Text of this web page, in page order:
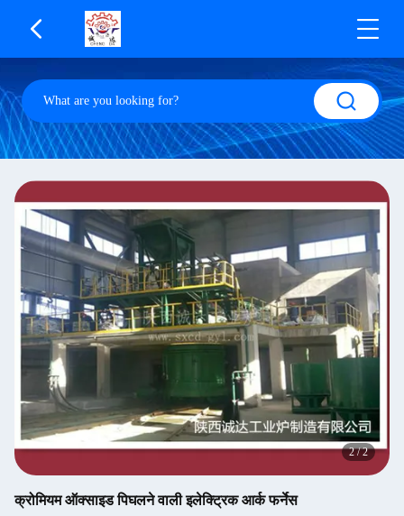
2/2
क्रोमियम ऑक्साइड पिघलने वाली इलेक्ट्रिक आर्क फर्नेस